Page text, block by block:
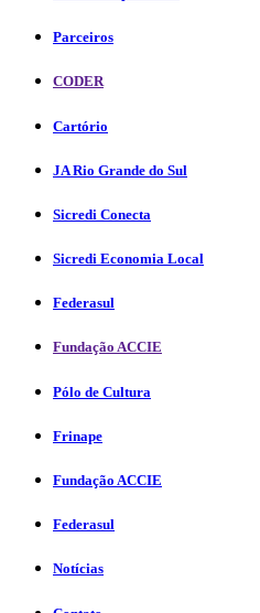
Parceiros
CODER
Cartório
JA Rio Grande do Sul
Sicredi Conecta
Sicredi Economia Local
Federasul
Fundação ACCIE
Pólo de Cultura
Frinape
Fundação ACCIE
Federasul
Notícias